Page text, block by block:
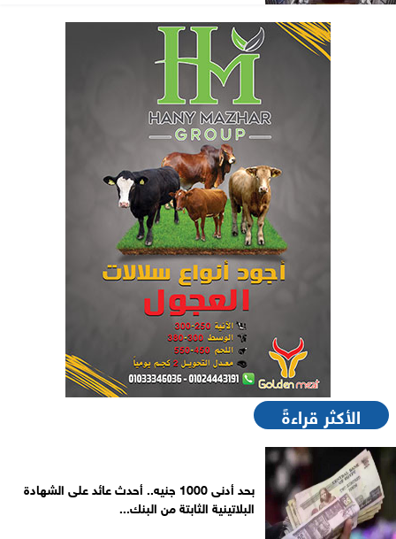
الأكثر قراءةً
بحد أدنى 1000 جنيه.. أحدث عائد على الشهادة
البلاتينية الثابتة من البنك...